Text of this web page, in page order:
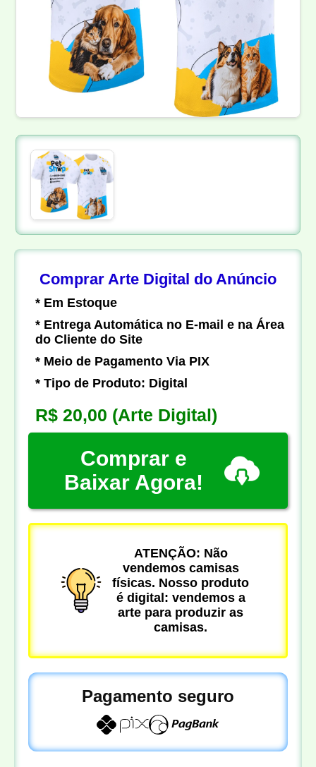
Comprar Arte Digital do Anúncio
* Em Estoque
* Entrega Automática no E-mail e na Área
do Cliente do Site
* Meio de Pagamento Via PIX
* Tipo de Produto: Digital
R$ 20,00 (Arte Digital)
Comprar e
Baixar Agora!
ATENÇÃO: Não
vendemos camisas
físicas. Nosso produto
é digital: vendemos a
arte para produzir as
camisas.
Pagamento seguro